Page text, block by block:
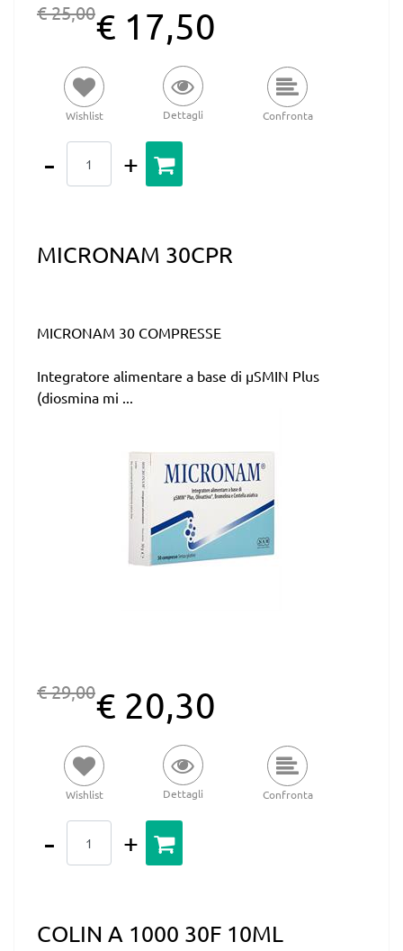
€ 25,00€ 17,50
Wishlist Dettagli Confronta
MICRONAM 30CPR
MICRONAM 30 COMPRESSE
Integratore alimentare a base di µSMIN Plus
(diosmina mi ...
€ 29,00€ 20,30
Wishlist Dettagli Confronta
COLIN A 1000 30F 10ML